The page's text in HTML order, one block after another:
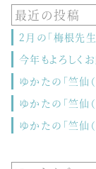
最近の投稿
2月の「梅根先
今年もよろしく
ゆかたの「竺仙
ゆかたの「竺仙
ゆかたの「竺仙